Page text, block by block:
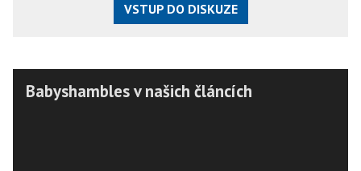
VSTUP DO DISKUZE
Babyshambles v našich článcích